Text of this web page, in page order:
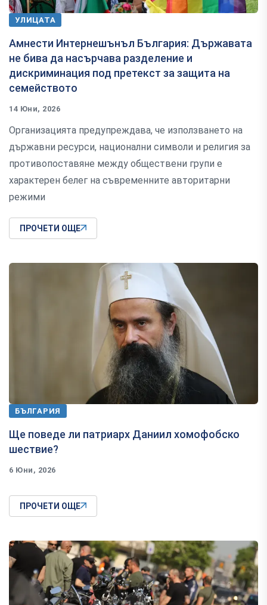
УЛИЦАТА
Амнести Интернешънъл България: Държавата
не бива да насърчава разделение и
дискриминация под претекст за защита на
семейството
14 Юни, 2026
Организацията предупреждава, че използването на
държавни ресурси, национални символи и религия за
противопоставяне между обществени групи е
характерен белег на съвременните авторитарни
режими
ПРОЧЕТИ ОЩЕ
БЪЛГАРИЯ
Ще поведе ли патриарх Даниил хомофобско
шествие?
6 Юни, 2026
ПРОЧЕТИ ОЩЕ